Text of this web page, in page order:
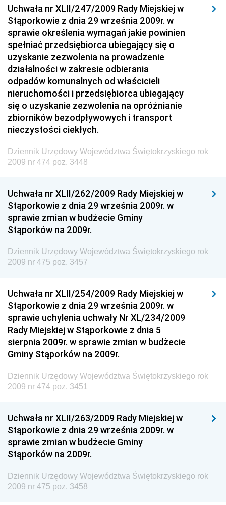
Dziennik Urzędowy Wyższego Urzędu Górniczego
Dziennik Urzędowy Prezesa Urzędu Transportu
Kolejowego
Dziennik Urzędowy Ministra Przedsiębiorczości i
Technologii
Dziennik Urzędowy Ministra Inwestycji i Rozwoju
Dziennik Urzędowy Naczelnego Dyrektora Archiwów
Państwowych
Dziennik Urzędowy Ministra Finansów, Inwestycji i
Dziennik Urzędowy Ministra Klimatu
Dziennik Urzędowy Ministra Funduszy i Polityki
Regionalnej
Dziennik Urzędowy Ministra Aktywów Państwowych
Dziennik Urzędowy Ministra Zdrowia
Dziennik Urzędowy Ministra Środowiska i Głównego
Inspektora Ochrony Środowiska
Dziennik Urzędowy Ministerstwa Kultury, Dziedzictwa
Narodowego i Sportu
Dziennik Urzędowy Ministra Finansów, Funduszy i
Polityki Regionalnej
Dziennik Urzędowy Ministra Rozwoju, Pracy i
Technologii
Dziennik Urzędowy Ministra Kultury, Dziedzictwa
Dziennik Urzędowy Ministra Rodziny i Polityki
Społecznej
Dziennik Urzędowy Komendy Głównej Straży
Granicznej
Dziennik Urzędowy Głównego Inspektoratu Transportu
Drogowego
Uchwała nr XLII/247/2009 Rady Miejskiej w
Stąporkowie z dnia 29 września 2009r. w
sprawie określenia wymagań jakie powinien
spełniać przedsiębiorca ubiegający się o
uzyskanie zezwolenia na prowadzenie
działalności w zakresie odbierania
odpadów komunalnych od właścicieli
nieruchomości i przedsiębiorca ubiegający
się o uzyskanie zezwolenia na opróżnianie
zbiorników bezodpływowych i transport
nieczystości ciekłych.
Dziennik Urzędowy Województwa Świętokrzyskiego rok
2009 nr 474 poz. 3448
Uchwała nr XLII/262/2009 Rady Miejskiej w
Stąporkowie z dnia 29 września 2009r. w
sprawie zmian w budżecie Gminy
Stąporków na 2009r.
Dziennik Urzędowy Województwa Świętokrzyskiego rok
2009 nr 475 poz. 3457
Uchwała nr XLII/254/2009 Rady Miejskiej w
Stąporkowie z dnia 29 września 2009r. w
sprawie uchylenia uchwały Nr XL/234/2009
Rady Miejskiej w Stąporkowie z dnia 5
sierpnia 2009r. w sprawie zmian w budżecie
Gminy Stąporków na 2009r.
Dziennik Urzędowy Województwa Świętokrzyskiego rok
2009 nr 474 poz. 3451
Uchwała nr XLII/263/2009 Rady Miejskiej w
Stąporkowie z dnia 29 września 2009r. w
sprawie zmian w budżecie Gminy
Stąporków na 2009r.
Dziennik Urzędowy Województwa Świętokrzyskiego rok
2009 nr 475 poz. 3458